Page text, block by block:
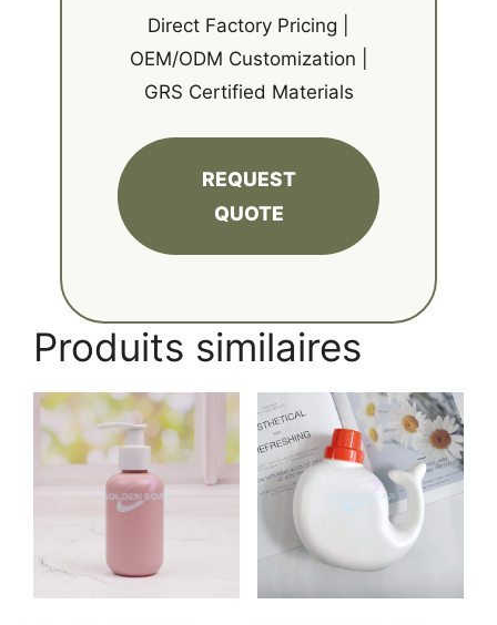
Direct Factory Pricing |
OEM/ODM Customization |
GRS Certified Materials
REQUEST
QUOTE
Produits similaires